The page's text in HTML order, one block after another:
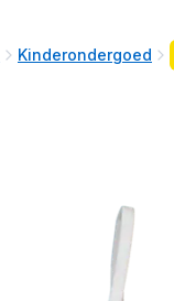
Kinderondergoed